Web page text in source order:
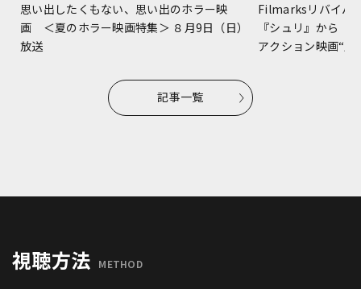
思い出したくもない、思い出のホラー映
画 ＜夏のホラー映画特集＞ ８月9日（日）
放送
Filmarksリバイバ
『シュリ』から『
アクション映画“躍
記事一覧
視聴方法 METHOD